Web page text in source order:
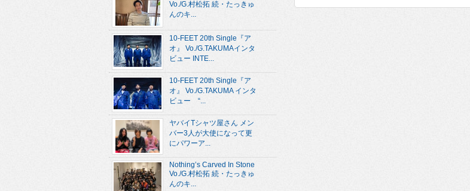
Vo./G.村松拓 続・たっきゅ
んのキ...
10-FEET 20th Single『ア
オ』 Vo./G.TAKUMAインタ
ビュー INTE...
10-FEET 20th Single『ア
オ』 Vo./G.TAKUMA インタ
ビュー “...
ヤバイTシャツ屋さん メン
バー3人が大使になって更
にパワーア...
Nothing’s Carved In Stone
Vo./G.村松拓 続・たっきゅ
んのキ...